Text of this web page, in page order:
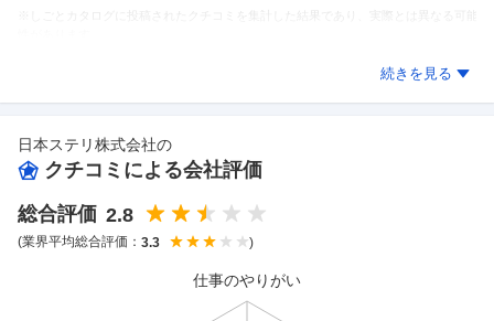
続きを見る
日本ステリ株式会社の
クチコミによる会社評価
総合評価 2.8
(業界平均総合評価： 3.3 )
仕事のやりがい